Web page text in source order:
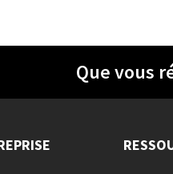
Que vous